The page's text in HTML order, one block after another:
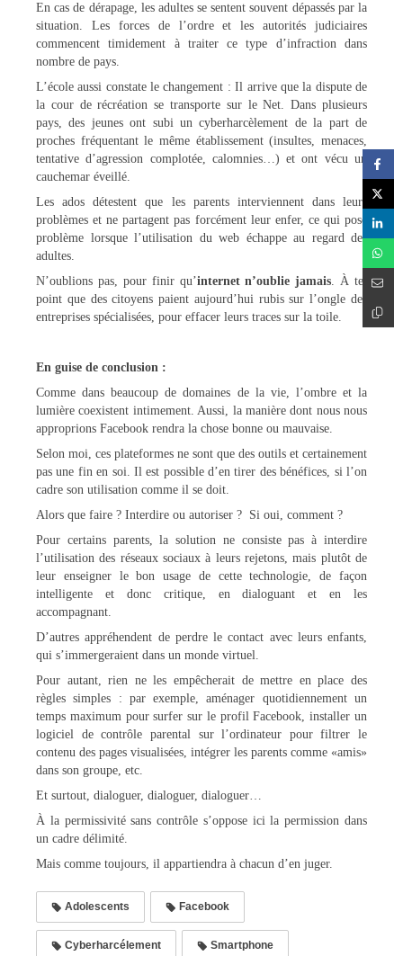
En cas de dérapage, les adultes se sentent souvent dépassés par la
situation. Les forces de l’ordre et les autorités judiciaires
commencent timidement à traiter ce type d’infraction dans
nombre de pays.
L’école aussi constate le changement : Il arrive que la dispute de
la cour de récréation se transporte sur le Net. Dans plusieurs
pays, des jeunes ont subi un cyberharcèlement de la part de
proches fréquentant le même établissement (insultes, menaces,
tentative d’agression complotée, calomnies…) et ont vécu un
cauchemar éveillé.
Les ados détestent que les parents interviennent dans leurs
problèmes et ne partagent pas forcément leur enfer, ce qui pose
problème lorsque l’utilisation du web échappe au regard des
adultes.
N’oublions pas, pour finir qu’internet n’oublie jamais. À tel
point que des citoyens paient aujourd’hui rubis sur l’ongle des
entreprises spécialisées, pour effacer leurs traces sur la toile.
En guise de conclusion :
Comme dans beaucoup de domaines de la vie, l’ombre et la
lumière coexistent intimement. Aussi, la manière dont nous nous
approprions Facebook rendra la chose bonne ou mauvaise.
Selon moi, ces plateformes ne sont que des outils et certainement
pas une fin en soi. Il est possible d’en tirer des bénéfices, si l’on
cadre son utilisation comme il se doit.
Alors que faire ? Interdire ou autoriser ? Si oui, comment ?
Pour certains parents, la solution ne consiste pas à interdire
l’utilisation des réseaux sociaux à leurs rejetons, mais plutôt de
leur enseigner le bon usage de cette technologie, de façon
intelligente et donc critique, en dialoguant et en les
accompagnant.
D’autres appréhendent de perdre le contact avec leurs enfants,
qui s’immergeraient dans un monde virtuel.
Pour autant, rien ne les empêcherait de mettre en place des
règles simples : par exemple, aménager quotidiennement un
temps maximum pour surfer sur le profil Facebook, installer un
logiciel de contrôle parental sur l’ordinateur pour filtrer le
contenu des pages visualisées, intégrer les parents comme «amis»
dans son groupe, etc.
Et surtout, dialoguer, dialoguer, dialoguer…
À la permissivité sans contrôle s’oppose ici la permission dans
un cadre délimité.
Mais comme toujours, il appartiendra à chacun d’en juger.
Adolescents Facebook
Cyberharcélement Smartphone